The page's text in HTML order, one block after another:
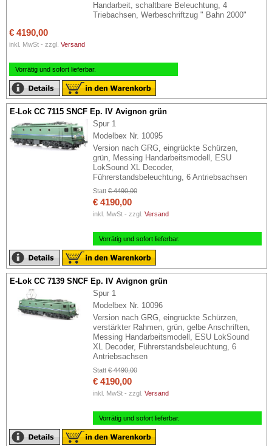
Handarbeit, schaltbare Beleuchtung, 4
Triebachsen, Werbeschriftzug " Bahn 2000"
€ 4190,00
inkl. MwSt - zzgl. Versand
Vorrätig und sofort lieferbar.
E-Lok CC 7115 SNCF Ep. IV Avignon grün
Spur 1
Modelbex Nr. 10095
Version nach GRG, eingrückte Schürzen,
grün, Messing Handarbeitsmodell, ESU
LokSound XL Decoder,
Führerstandsbeleuchtung, 6 Antriebsachsen
Statt € 4490,00
€ 4190,00
inkl. MwSt - zzgl. Versand
Vorrätig und sofort lieferbar.
E-Lok CC 7139 SNCF Ep. IV Avignon grün
Spur 1
Modelbex Nr. 10096
Version nach GRG, eingrückte Schürzen,
verstärkter Rahmen, grün, gelbe Anschriften,
Messing Handarbeitsmodell, ESU LokSound
XL Decoder, Führerstandsbeleuchtung, 6
Antriebsachsen
Statt € 4490,00
€ 4190,00
inkl. MwSt - zzgl. Versand
Vorrätig und sofort lieferbar.